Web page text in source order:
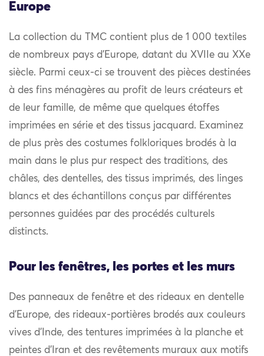
Europe
La collection du TMC contient plus de 1 000 textiles
de nombreux pays d’Europe, datant du XVIIe au XXe
siècle. Parmi ceux-ci se trouvent des pièces destinées
à des fins ménagères au profit de leurs créateurs et
de leur famille, de même que quelques étoffes
imprimées en série et des tissus jacquard. Examinez
de plus près des costumes folkloriques brodés à la
main dans le plus pur respect des traditions, des
châles, des dentelles, des tissus imprimés, des linges
blancs et des échantillons conçus par différentes
personnes guidées par des procédés culturels
distincts.
Pour les fenêtres, les portes et les murs
Des panneaux de fenêtre et des rideaux en dentelle
d’Europe, des rideaux-portières brodés aux couleurs
vives d’Inde, des tentures imprimées à la planche et
peintes d’Iran et des revêtements muraux aux motifs